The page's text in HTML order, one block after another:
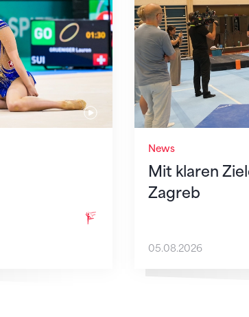
News
Mit klaren
Zagreb
05.08.2026